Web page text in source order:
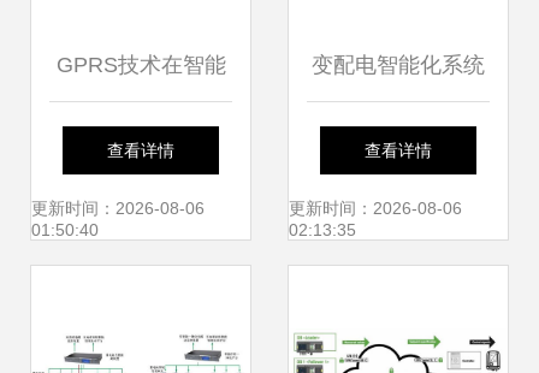
GPRS技术在智能
水产养殖水质监控
及其系统集成中的
查看详情
更新时间：2026-08-06
01:50:40
变配电智能化系统
与智能控制系统集
成 迈向高效可靠的
查看详情
更新时间：2026-08-06
02:13:35